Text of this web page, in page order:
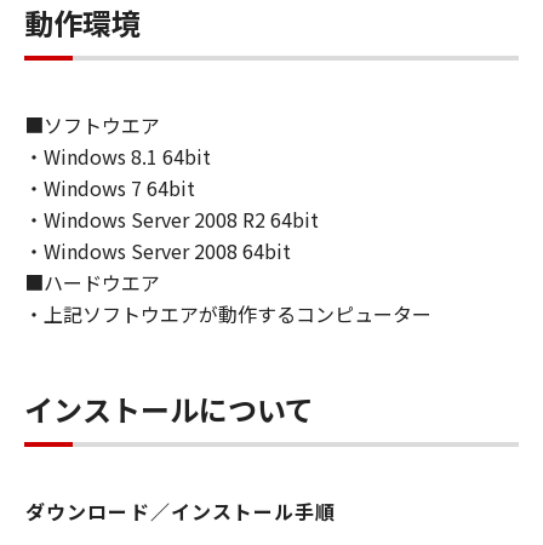
３．著作権表示
お客様は、「本ソフトウェア」に含まれるキヤ
せん。
４．所有権
「本ソフトウェア」に係る権原および所有権
は、その内容によりキヤノンまたはキヤノンの
ライセンサーに帰属します。
より必要な許可等を得ることなしに、「本ソフ
トウェア」の全部または一部を、直接または間
接に輸出してはなりません。
６．サポートおよびアップデート
動作環境
■ソフトウエア
・Windows 8.1 64bit
・Windows 7 64bit
・Windows Server 2008 R2 64bit
・Windows Server 2008 64bit
■ハードウエア
・上記ソフトウエアが動作するコンピューター
インストールについて
ダウンロード／インストール手順